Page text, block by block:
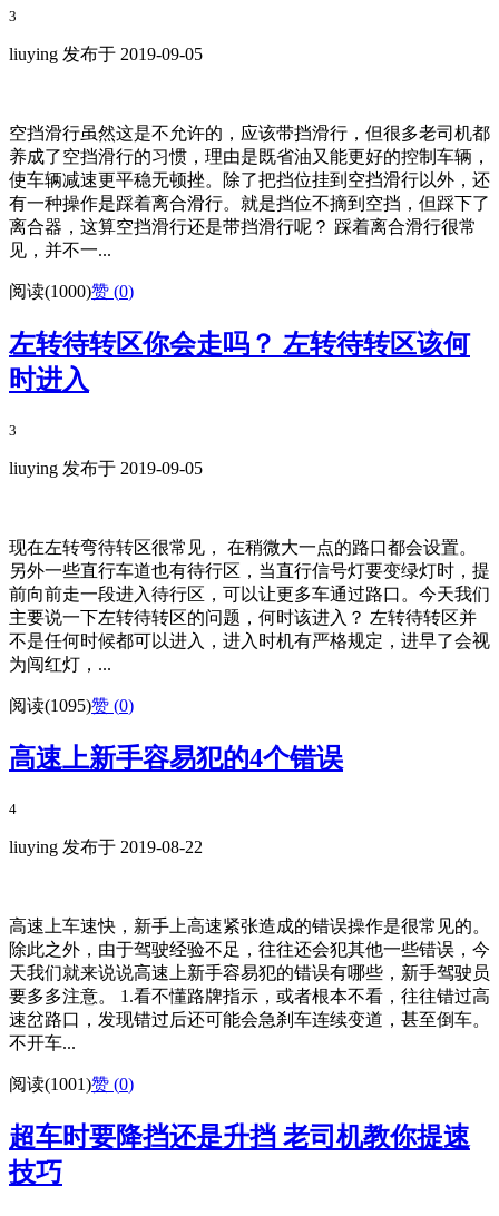
3
liuying 发布于 2019-09-05
空挡滑行虽然这是不允许的，应该带挡滑行，但很多老司机都
养成了空挡滑行的习惯，理由是既省油又能更好的控制车辆，
使车辆减速更平稳无顿挫。除了把挡位挂到空挡滑行以外，还
有一种操作是踩着离合滑行。就是挡位不摘到空挡，但踩下了
离合器，这算空挡滑行还是带挡滑行呢？ 踩着离合滑行很常
见，并不一...
阅读(1000)赞 (0)
左转待转区你会走吗？ 左转待转区该何
时进入
3
liuying 发布于 2019-09-05
现在左转弯待转区很常见， 在稍微大一点的路口都会设置。
另外一些直行车道也有待行区，当直行信号灯要变绿灯时，提
前向前走一段进入待行区，可以让更多车通过路口。今天我们
主要说一下左转待转区的问题，何时该进入？ 左转待转区并
不是任何时候都可以进入，进入时机有严格规定，进早了会视
为闯红灯，...
阅读(1095)赞 (0)
高速上新手容易犯的4个错误
4
liuying 发布于 2019-08-22
高速上车速快，新手上高速紧张造成的错误操作是很常见的。
除此之外，由于驾驶经验不足，往往还会犯其他一些错误，今
天我们就来说说高速上新手容易犯的错误有哪些，新手驾驶员
要多多注意。 1.看不懂路牌指示，或者根本不看，往往错过高
速岔路口，发现错过后还可能会急刹车连续变道，甚至倒车。
不开车...
阅读(1001)赞 (0)
超车时要降挡还是升挡 老司机教你提速
技巧